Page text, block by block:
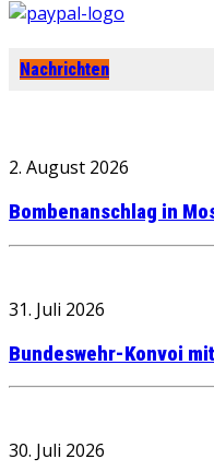
Nachrichten
2. August 2026
Bombenanschlag in
31. Juli 2026
Bundeswehr-Konvoi
30. Juli 2026